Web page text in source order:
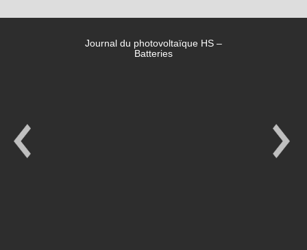
Journal du photovoltaïque HS –
Batteries